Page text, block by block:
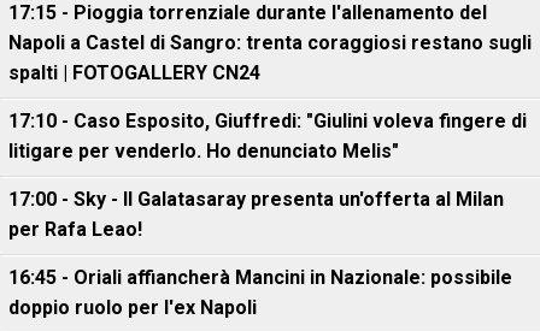
17:15 - Pioggia torrenziale durante l'allenamento del
Napoli a Castel di Sangro: trenta coraggiosi restano sugli
spalti | FOTOGALLERY CN24
17:10 - Caso Esposito, Giuffredi: "Giulini voleva fingere di
litigare per venderlo. Ho denunciato Melis"
17:00 - Sky - Il Galatasaray presenta un'offerta al Milan
per Rafa Leao!
16:45 - Oriali affiancherà Mancini in Nazionale: possibile
doppio ruolo per l'ex Napoli